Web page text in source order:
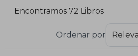
Encontramos 72 Libros
Ordenar por